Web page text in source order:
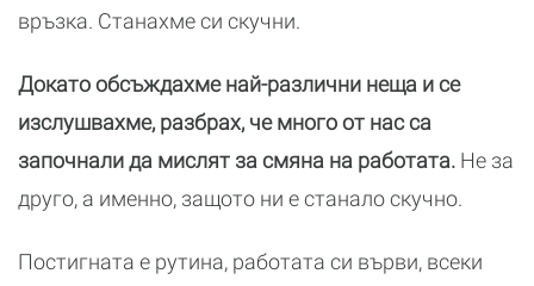
връзка. Станахме си скучни.
Докато обсъждахме най-различни неща и се
изслушвахме, разбрах, че много от нас са
започнали да мислят за смяна на работата. Не за
друго, а именно, защото ни е станало скучно.
Постигната е рутина, работата си върви, всеки